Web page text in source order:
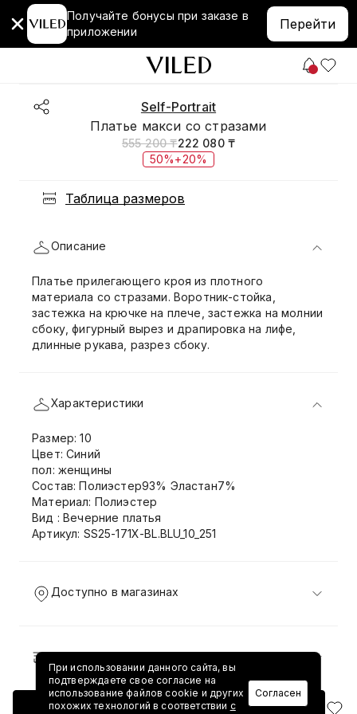
Получайте бонусы при заказе в
приложении
Перейти
Self-Portrait
Платье макси со стразами
555 200 ₸222 080 ₸
50%+20%
Таблица размеров
Добавить в корзину
Описание
Платье прилегающего кроя из плотного
материала со стразами. Воротник-стойка,
застежка на крючке на плече, застежка на молнии
сбоку, фигурный вырез и драпировка на лифе,
длинные рукава, разрез сбоку.
Характеристики
Размер: 10
Цвет: Синий
пол: женщины
Состав: Полиэстер93% Эластан7%
Материал: Полиэстер
Вид : Вечерние платья
Артикул: SS25-171X-BL.BLU_10_251
Доступно в магазинах
Доставка и возврат
При использовании данного сайта, вы
подтверждаете свое согласие на
использование файлов cookie и других
похожих технологий в соответствии с
Согласен